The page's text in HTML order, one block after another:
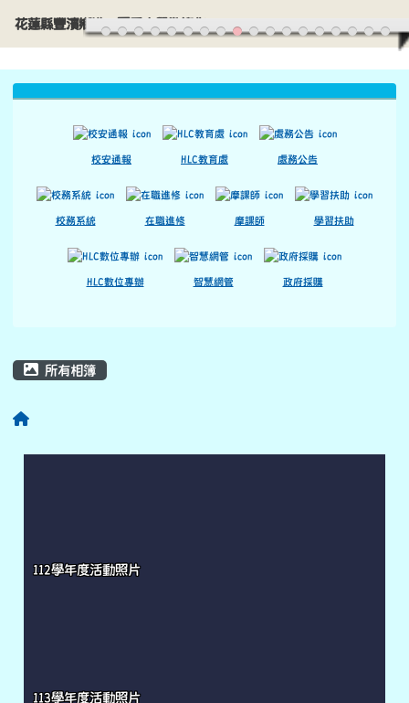
花蓮縣豐濱鄉港口國民小學歡迎您
導覽列
花蓮縣豐濱鄉港口國民小學歡迎您
上中區域內容
校安通報 HLC教育處 處務公告
校務系統 在職進修 摩課師 學習扶助
HLC數位專辦 智慧網管 政府採購
所有相簿
回首頁
112學年度活動照片
113學年度活動照片
頁尾區域